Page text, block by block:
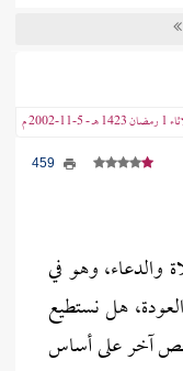
5-11-2002 م
والدعاء، وهو في
هل نستطيع
آخر على أساس